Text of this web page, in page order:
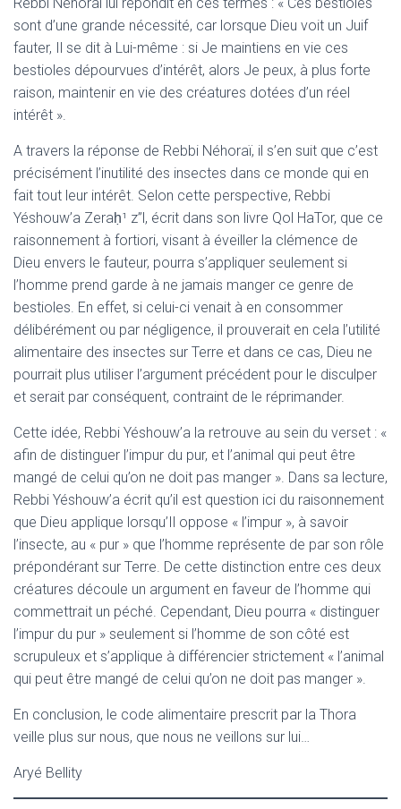
sont d’une grande nécessité, car lorsque Dieu voit un Juif
fauter, Il se dit à Lui-même : si Je maintiens en vie ces
bestioles dépourvues d’intérêt, alors Je peux, à plus forte
raison, maintenir en vie des créatures dotées d’un réel
intérêt ».
A travers la réponse de Rebbi Néhoraï, il s’en suit que c’est
précisément l’inutilité des insectes dans ce monde qui en
fait tout leur intérêt. Selon cette perspective, Rebbi
Yéshouw’a Zeraḥ¹ z”l, écrit dans son livre Qol HaTor, que ce
raisonnement à fortiori, visant à éveiller la clémence de
Dieu envers le fauteur, pourra s’appliquer seulement si
l’homme prend garde à ne jamais manger ce genre de
bestioles. En effet, si celui-ci venait à en consommer
délibérément ou par négligence, il prouverait en cela l’utilité
alimentaire des insectes sur Terre et dans ce cas, Dieu ne
pourrait plus utiliser l’argument précédent pour le disculper
et serait par conséquent, contraint de le réprimander.
Cette idée, Rebbi Yéshouw’a la retrouve au sein du verset : «
afin de distinguer l’impur du pur, et l’animal qui peut être
mangé de celui qu’on ne doit pas manger ». Dans sa lecture,
Rebbi Yéshouw’a écrit qu’il est question ici du raisonnement
que Dieu applique lorsqu’Il oppose « l’impur », à savoir
l’insecte, au « pur » que l’homme représente de par son rôle
prépondérant sur Terre. De cette distinction entre ces deux
créatures découle un argument en faveur de l’homme qui
commettrait un péché. Cependant, Dieu pourra « distinguer
l’impur du pur » seulement si l’homme de son côté est
scrupuleux et s’applique à différencier strictement « l’animal
qui peut être mangé de celui qu’on ne doit pas manger ».
En conclusion, le code alimentaire prescrit par la Thora
veille plus sur nous, que nous ne veillons sur lui…
Aryé Bellity